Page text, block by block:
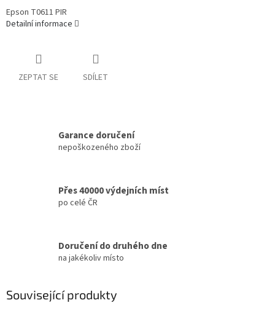
Epson T0611 PIR
Detailní informace
ZEPTAT SE SDÍLET
Garance doručení
nepoškozeného zboží
Přes 40000 výdejních míst
po celé ČR
Doručení do druhého dne
na jakékoliv místo
Související produkty